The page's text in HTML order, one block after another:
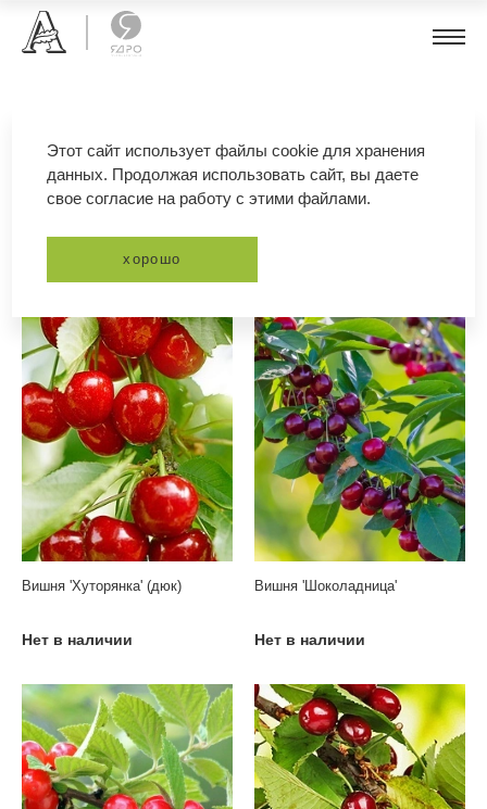
плодовые
Вишня 'Хуторянка' (дюк)
Нет в наличии
Вишня 'Шоколадница'
Нет в наличии
Этот сайт использует файлы cookie для хранения
данных. Продолжая использовать сайт, вы даете
свое согласие на работу с этими файлами.
хорошо